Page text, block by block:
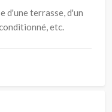
d'une terrasse, d'un
etc.